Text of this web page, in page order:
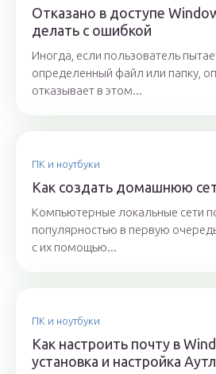
Отказано в доступе
делать с ошибкой
Иногда, если пользователь
определенный файл или папку,
отказывает в этом...
ПК и ноутбуки
Как создать домашнюю
Компьютерные локальные сети
популярностью в первую
с их помощью...
ПК и ноутбуки
Как настроить почту в
установка и настройка